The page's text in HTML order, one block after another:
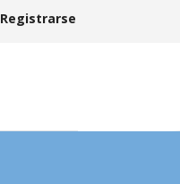
Registrarse